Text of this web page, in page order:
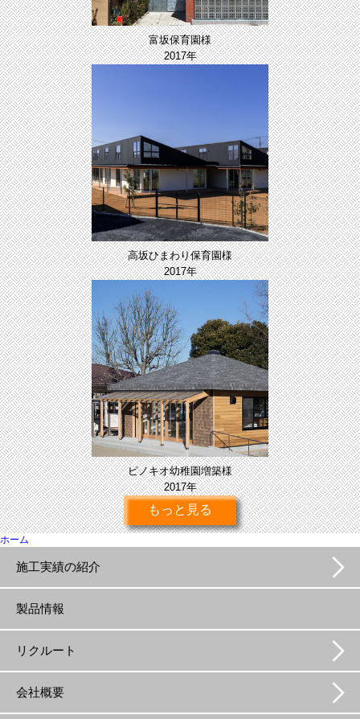
富坂保育園様
2017年
高坂ひまわり保育園様
2017年
ピノキオ幼稚園増築様
2017年
もっと見る
ホーム
施工実績の紹介
製品情報
リクルート
会社概要